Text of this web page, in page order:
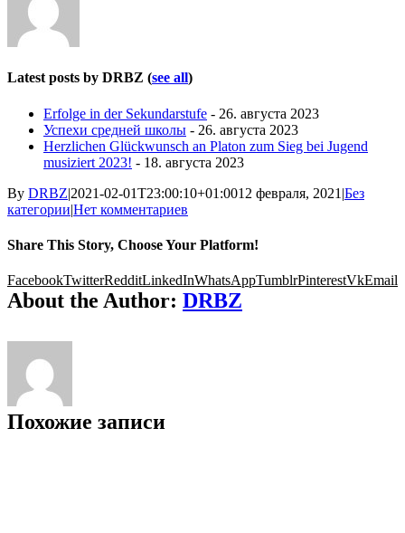
Latest posts by DRBZ (see all)
Erfolge in der Sekundarstufe - 26. августа 2023
Успехи средней школы - 26. августа 2023
Herzlichen Glückwunsch an Platon zum Sieg bei Jugend
musiziert 2023! - 18. августа 2023
By DRBZ|2021-02-01T23:00:10+01:0012 февраля, 2021 |Без
категории|Нет комментариев
Share This Story, Choose Your Platform!
FacebookTwitterRedditLinkedInWhatsAppTumblrPinterestVkEmail
About the Author: DRBZ
Похожие записи